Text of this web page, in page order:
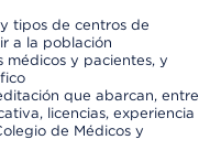
tipos de centros de
a la población
médicos y pacientes, y
que abarcan, entre
licencias, experiencia
de Médicos y